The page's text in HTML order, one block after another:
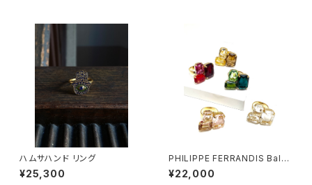
ハムサハンド リング
¥25,300
PHILIPPE FERRANDIS Balé
ares リング
¥22,000